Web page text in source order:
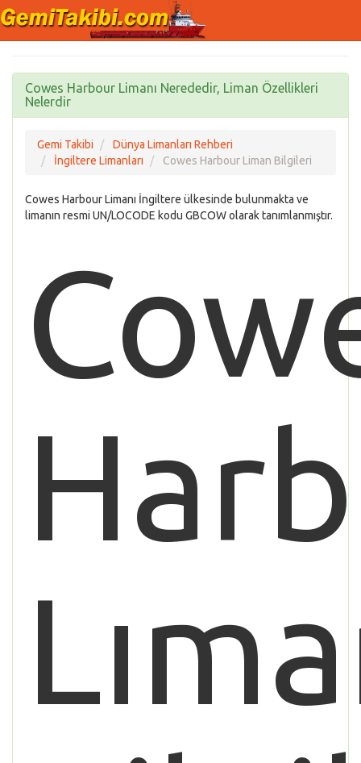
Cowes Harbour Limanı Nerededir, Liman Özellikleri
Nelerdir
Gemi Takibi
Dünya Limanları Rehberi
İngiltere Limanları
Cowes Harbour Liman Bilgileri
Cowes Harbour Limanı İngiltere ülkesinde bulunmakta ve
limanın resmi UN/LOCODE kodu GBCOW olarak tanımlanmıştır.